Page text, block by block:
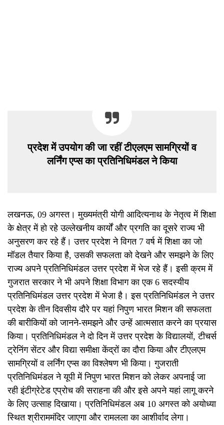
प्रदेश में उपयोग की जा रहीं टीएलएम सामग्रियों व
लर्निंग एप्स का प्रतिनिधिमंडल ने किया
लखनऊ, 09 अगस्त। मुख्यमंत्री योगी आदित्यनाथ के नेतृत्व में शिक्षा
के क्षेत्र में हो रहे उल्लेखनीय कार्यों और प्रगति का दूसरे राज्य भी
अनुसरण कर रहे हैं। उत्तर प्रदेश ने विगत 7 वर्ष में शिक्षा का जो
मॉडल तैयार किया है, उसकी सफलता को देखने और समझने के लिए
राज्य अपने प्रतिनिधिमंडल उत्तर प्रदेश में भेज रहे हैं। इसी क्रम में
गुजरात सरकार ने भी अपने शिक्षा विभाग का एक 6 सदस्यीय
प्रतिनिधिमंडल उत्तर प्रदेश में भेजा है। इस प्रतिनिधिमंडल ने उत्तर
प्रदेश के तीन दिवसीय दौरे पर यहां निपुण भारत मिशन की सफलता
की बारीकियों को जानने-समझने और उन्हें आत्मसात करने का प्रयास
किया। प्रतिनिधिमंडल ने दो दिन में उत्तर प्रदेश के विद्यालयों, टीचर्स
ट्रेनिंग सेंटर और विद्या समीक्षा केंद्रों का दौरा किया और टीएलएम
सामग्रियों व लर्निंग एप्स का विश्लेषण भी किया। गुजराती
प्रतिनिधिमंडल ने यूपी में निपुण भारत मिशन को लेकर अपनाई जा
रही इंटीग्रेटेड एप्रोच की सराहना की और इसे अपने यहां लागू करने
के लिए उत्साह दिखाया। प्रतिनिधिमंडल अब 10 अगस्त को अयोध्या
स्थित श्रीराममंदिर जाएगा और रामलला का आशीर्वाद लेगा।